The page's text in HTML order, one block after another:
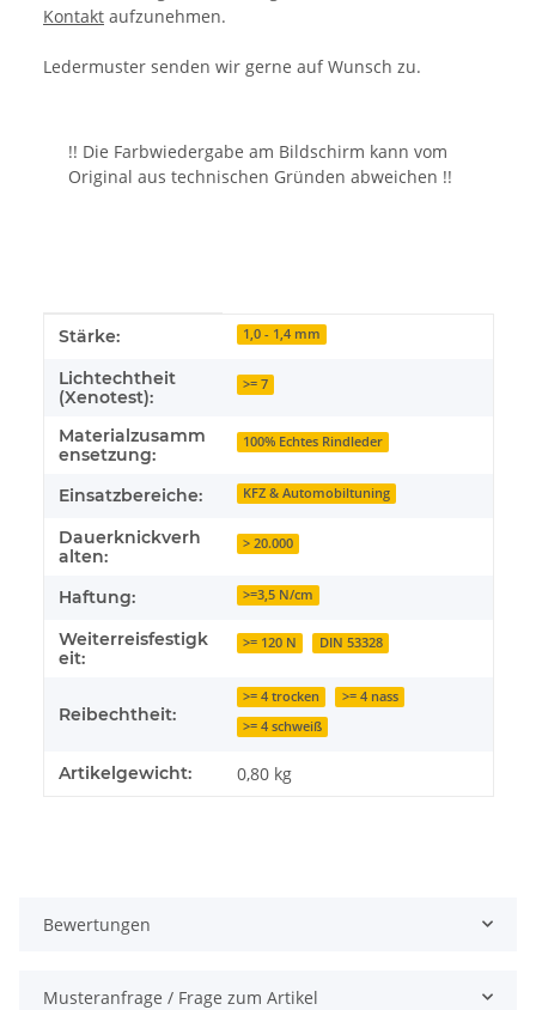
Kontakt aufzunehmen.
Ledermuster senden wir gerne auf Wunsch zu.
!! Die Farbwiedergabe am Bildschirm kann vom
Original aus technischen Gründen abweichen !!
Produkteigenschaft
Wert
Stärke: 1,0 - 1,4 mm
Lichtechtheit
(Xenotest):
>= 7
Materialzusamm
ensetzung:
100% Echtes Rindleder
Einsatzbereiche: KFZ & Automobiltuning
Dauerknickverh
alten:
> 20.000
Haftung: >=3,5 N/cm
Weiterreisfestigk
eit:
>= 120 N DIN 53328
Reibechtheit:
>= 4 trocken
>= 4 nass
>= 4 schweiß
Artikelgewicht: 0,80 kg
Bewertungen
Musteranfrage / Frage zum Artikel